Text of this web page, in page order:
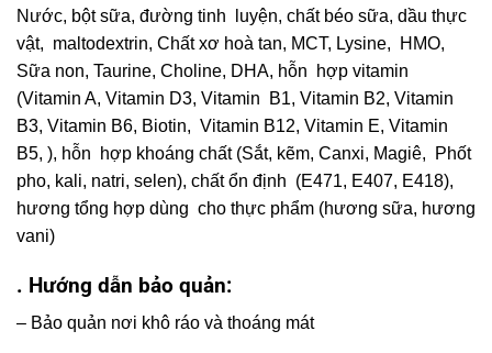
Nước, bột sữa, đường tinh luyện, chất béo sữa, dầu thực
vật, maltodextrin, Chất xơ hoà tan, MCT, Lysine, HMO,
Sữa non, Taurine, Choline, DHA, hỗn hợp vitamin
(Vitamin A, Vitamin D3, Vitamin B1, Vitamin B2, Vitamin
B3, Vitamin B6, Biotin, Vitamin B12, Vitamin E, Vitamin
B5, ), hỗn hợp khoáng chất (Sắt, kẽm, Canxi, Magiê, Phốt
pho, kali, natri, selen), chất ổn định (E471, E407, E418),
hương tổng hợp dùng cho thực phẩm (hương sữa, hương
vani)
. Hướng dẫn bảo quản:
– Bảo quản nơi khô ráo và thoáng mát